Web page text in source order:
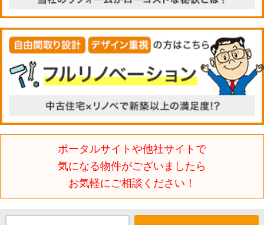
ポータルサイトや他社サイトで
気になる物件がございましたら
お気軽にご相談ください！